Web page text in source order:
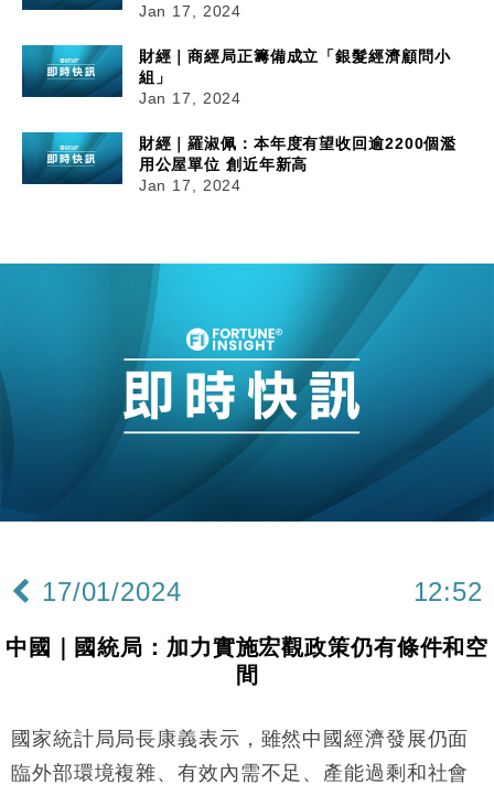
Jan 17, 2024
財經｜商經局正籌備成立「銀髮經濟顧問小
組」
Jan 17, 2024
財經｜羅淑佩：本年度有望收回逾2200個濫
用公屋單位 創近年新高
Jan 17, 2024
17/01/2024 12:52
中國｜國統局：加力實施宏觀政策仍有條件和空
間
國家統計局局長康義表示，雖然中國經濟發展仍面
臨外部環境複雜、有效內需不足、產能過剩和社會